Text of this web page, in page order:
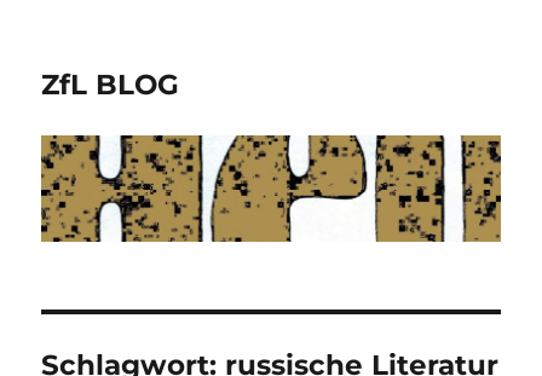
ZfL BLOG
Schlagwort: russische Literatur